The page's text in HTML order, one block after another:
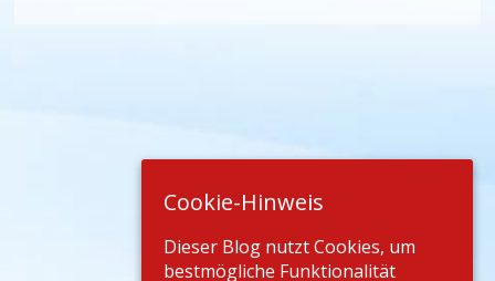
Cookie-Hinweis
Dieser Blog nutzt Cookies, um
bestmögliche Funktionalität